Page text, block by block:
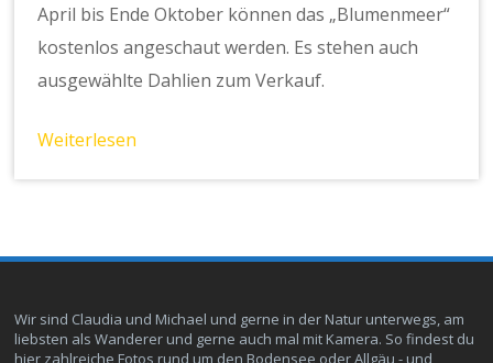
April bis Ende Oktober können das „Blumenmeer“
kostenlos angeschaut werden. Es stehen auch
ausgewählte Dahlien zum Verkauf.
Weiterlesen
Wir sind Claudia und Michael und gerne in der Natur unterwegs, am
liebsten als Wanderer und gerne auch mal mit Kamera. So findest du
hier zahlreiche Fotos rund um den Bodensee oder Allgäu - und